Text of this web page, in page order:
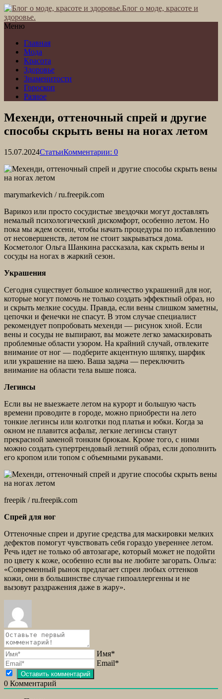
Блог о моде, красоте и
здоровье.
Меню
Главная
Мода
Красота
Здоровье
Знаменитости
Гороскоп
Разное
Мехенди, оттеночный спрей и другие
способы скрыть вены на ногах летом
15.07.2024СтатьиКомментарии: 0
marymarkevich / ru.freepik.com
Варикоз или просто сосудистые звездочки могут доставлять
немалый психологический дискомфорт, особенно летом. Но
пока мы ждем осени, чтобы начать процедуры по избавлению
от несовершенств, летом не стоит закрываться дома.
Косметолог Ольга Шанкина рассказала, как скрыть вены и
сосуды на ногах в жаркий сезон.
Украшения
Сегодня существует большое количество украшений для ног,
которые могут помочь не только создать эффектный образ, но
и скрыть мелкие сосуды. Правда, если вены слишком заметны,
цепочки и фенечки не спасут. В этом случае специалист
рекомендует попробовать мехенди — рисунок хной. Если
вены и сосуды не выпирают, вы можете легко замаскировать
проблемные области узором. На крайний случай, отвлеките
внимание от ног — подберите акцентную шляпку, шарфик
или украшение на шею. Ваша задача — переключить
внимание на области тела выше пояса.
Легинсы
Если вы не выезжаете летом на курорт и большую часть
времени проводите в городе, можно приобрести на лето
тонкие легинсы или колготки под платья и юбки. Когда за
окном не плавится асфальт, легкие легинсы станут
прекрасной заменой тонким брюкам. Кроме того, с ними
можно создать супертрендовый летний образ, если дополнить
его кропом или топом с объемными рукавами.
freepik / ru.freepik.com
Спрей для ног
Оттеночные спреи и другие средства для маскировки мелких
дефектов помогут чувствовать себя гораздо увереннее летом.
Речь идет не только об автозагаре, который может не подойти
по цвету к коже, особенно если вы не любите загорать. Ольга:
«Современный рынок предлагает спреи любых оттенков
кожи, они в большинстве случае гипоаллергенны и не
вызовут раздражения даже в жару».
Имя*
Email*
0 Комментарий